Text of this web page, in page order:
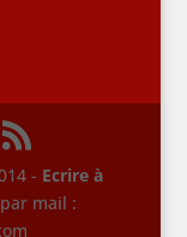
- Ecrire à
mail :